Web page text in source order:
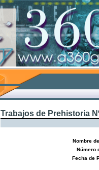
Trabajos de Prehistoria
Nombre
Número
Fecha de